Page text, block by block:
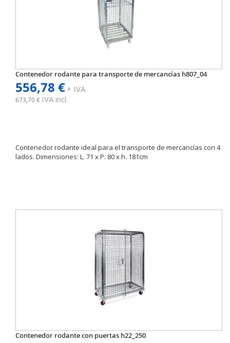
Contenedor rodante para transporte de mercancías h807_04
556,78 €+ IVA
673,70 € IVA incl.
Contenedor rodante ideal para el transporte de mercancías con 4
lados. Dimensiones: L. 71 x P. 80 x h. 181cm
Contenedor rodante con puertas h22_250